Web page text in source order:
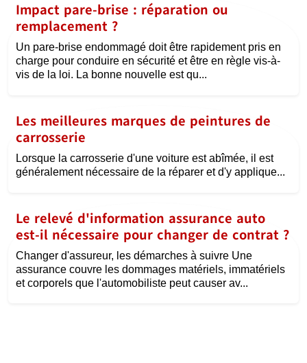
Impact pare-brise : réparation ou
remplacement ?
Un pare-brise endommagé doit être rapidement pris en
charge pour conduire en sécurité et être en règle vis-à-
vis de la loi. La bonne nouvelle est qu...
Les meilleures marques de peintures de
carrosserie
Lorsque la carrosserie d'une voiture est abîmée, il est
généralement nécessaire de la réparer et d'y applique...
Le relevé d'information assurance auto
est-il nécessaire pour changer de contrat ?
Changer d'assureur, les démarches à suivre Une
assurance couvre les dommages matériels, immatériels
et corporels que l'automobiliste peut causer av...